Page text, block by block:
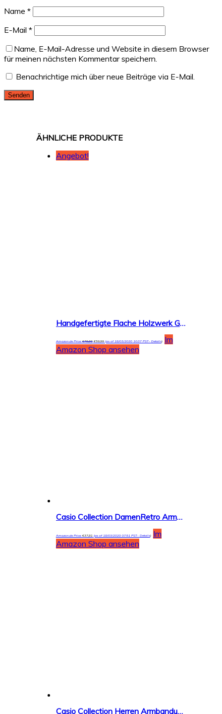
Name *
E-Mail *
Name, E-Mail-Adresse und Website in diesem Browser
für meinen nächsten Kommentar speichern.
Benachrichtige mich über neue Beiträge via E-Mail.
Angebot!
Handgefertigte Flache Holzwerk Germany® Designer Unisex Herren-Uhr Damen-Uhr Öko Natur Holz-Uhr Armband-Uhr Analog Klassisch Quarz-Uhr Braun Schwarz Leder-Armband und Holz Ziffernblatt
Amazon.de Price:€79,99 €59,99(as of 18/03/2020 10:37 PST- Details)
Im
Amazon Shop ansehen
Casio Collection DamenRetro Armbanduhr LA680WEGA
Amazon.de Price:€37,81(as of 18/03/2020 07:51 PST- Details)
Im
Amazon Shop ansehen
Casio Collection Herren Armbanduhr MTP-1302PL